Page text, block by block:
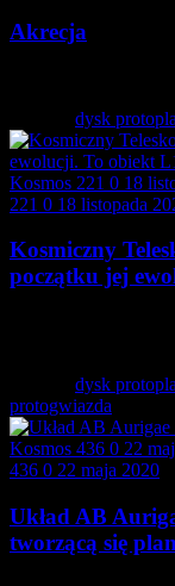
Akrecja
dysk
Kosmos 221 0 18
221 0 18 listopada
Kosmiczny
początku jej
dysk
protogwiazda
Kosmos 436 0 22
436 0 22 maja 2020
Układ AB
tworzącą się